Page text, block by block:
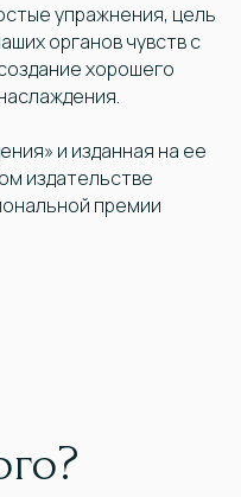
упражнения, цель
органов чувств с
хорошего
и изданная на ее
издательстве
премии